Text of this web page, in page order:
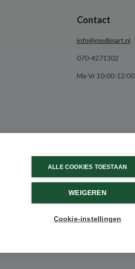
Contact
info@medimart.nl
070-4271302
Ma-Vr 10:00-12:00
ALLE COOKIES TOESTAAN
WEIGEREN
Cookie-instellingen